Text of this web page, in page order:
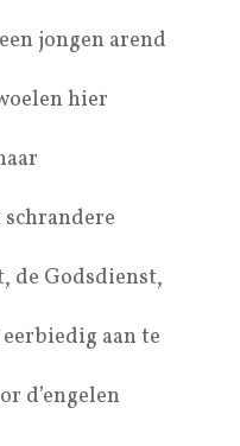
jongen arend
hier
schrandere
de Godsdienst,
aan te
d’engelen